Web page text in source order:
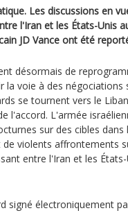
Les discussions en
l'Iran et les États-Unis
JD Vance ont été
désormais de
la voie à des négociations
se tournent vers le
l'accord. L'armée
sur des cibles
violents affrontements
entre l'Iran et les
signé électroniquement